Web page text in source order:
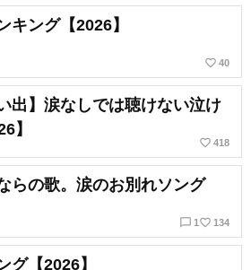
キング【2026】
favorite_border 40
出】涙なしでは聴けない泣け
】
favorite_border 418
らの歌。涙のお別れソング
chat_bubble_outline 1 favorite_border 134
グ【2026】